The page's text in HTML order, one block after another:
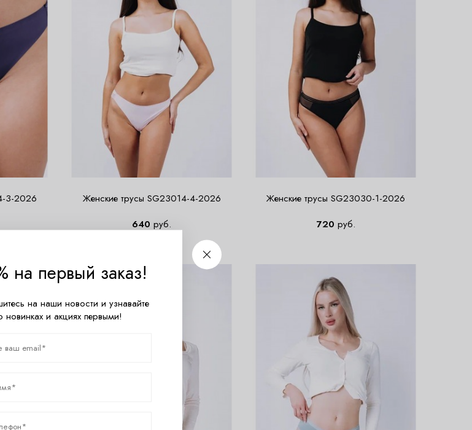
3-2026
Женские трусы SG23014-4-2026
640 руб.
Женские трусы SG23030-1-2026
720 руб.
на первый заказ!
на наши новости и узнавайте
новинках и акциях первыми!